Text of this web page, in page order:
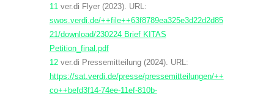
11ver.di Flyer (2023). URL:
swos.verdi.de/++file++63f8789ea325e3d22d2d85
21/download/230224 Brief KITAS
Petition_final.pdf
12ver.di Pressemitteilung (2024). URL:
https://sat.verdi.de/presse/pressemitteilungen/++
co++befd3f14-74ee-11ef-810b-